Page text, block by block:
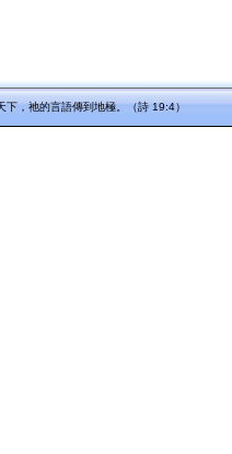
下，祂的言語傳到地極。（詩 19:4）